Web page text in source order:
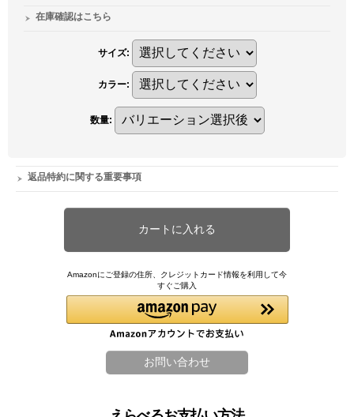
在庫確認はこちら
サイズ:
カラー:
数量:
返品特約に関する重要事項
Amazonにご登録の住所、クレジットカード情報を利用して今
すぐご購入